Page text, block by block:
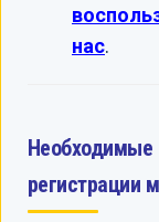
нас.
регистрации